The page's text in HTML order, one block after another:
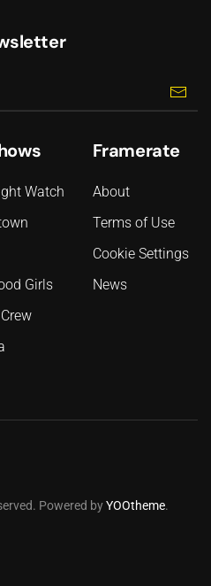
Watch
Girls
Framerate
About
Terms of Use
Cookie Settings
News
Powered byYOOtheme.